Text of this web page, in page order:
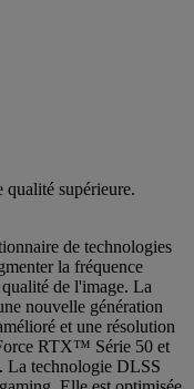
qualité supérieure.
de technologies
la fréquence
de l'image. La
nouvelle génération
et une résolution
RTX™ Série 50 et
La technologie DLSS